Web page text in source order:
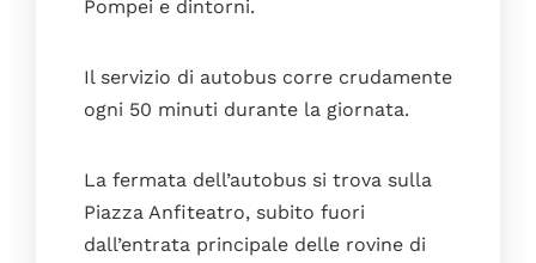
Pompei e dintorni.
Il servizio di autobus corre crudamente
ogni 50 minuti durante la giornata.
La fermata dell’autobus si trova sulla
Piazza Anfiteatro, subito fuori
dall’entrata principale delle rovine di